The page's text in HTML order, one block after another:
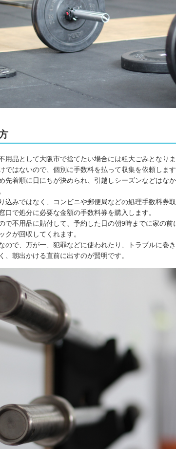
用品として大阪市で捨てたい場合には粗大ごみとなり
ではないので、個別に手数料を払って収集を依頼します
先着順に日にちが決められ、引越しシーズンなどはな
込みではなく、コンビニや郵便局などの処理手数料券
口で処分に必要な金額の手数料券を購入します。
で不用品に貼付して、予約した日の朝9時までに家の
クが回収してくれます。
ので、万が一、犯罪などに使われたり、トラブルに巻
、朝出かける直前に出すのが賢明です。